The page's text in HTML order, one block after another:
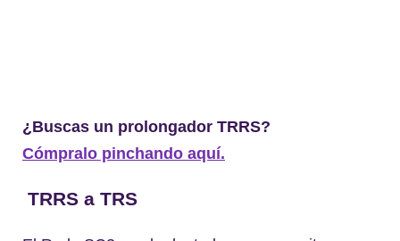
¿Buscas un prolongador TRRS?
Cómpralo pinchando aquí.
TRRS a TRS